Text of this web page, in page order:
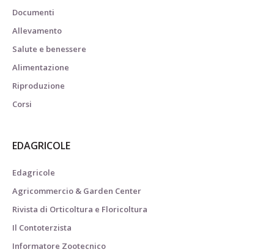
Documenti
Allevamento
Salute e benessere
Alimentazione
Riproduzione
Corsi
EDAGRICOLE
Edagricole
Agricommercio & Garden Center
Rivista di Orticoltura e Floricoltura
Il Contoterzista
Informatore Zootecnico